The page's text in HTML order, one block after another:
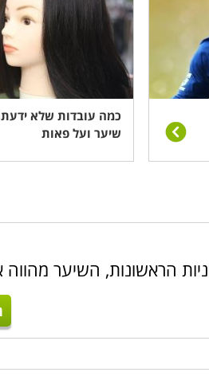
כמה עובדות שלא
שיער ועל פאות
הראשונות, השיער